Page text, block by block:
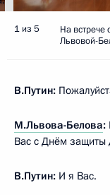
1 из 5
На
Львовой-
В.Путин:
М.Львова-Белова:
Вас с Днём защиты
В.Путин: И я Вас.